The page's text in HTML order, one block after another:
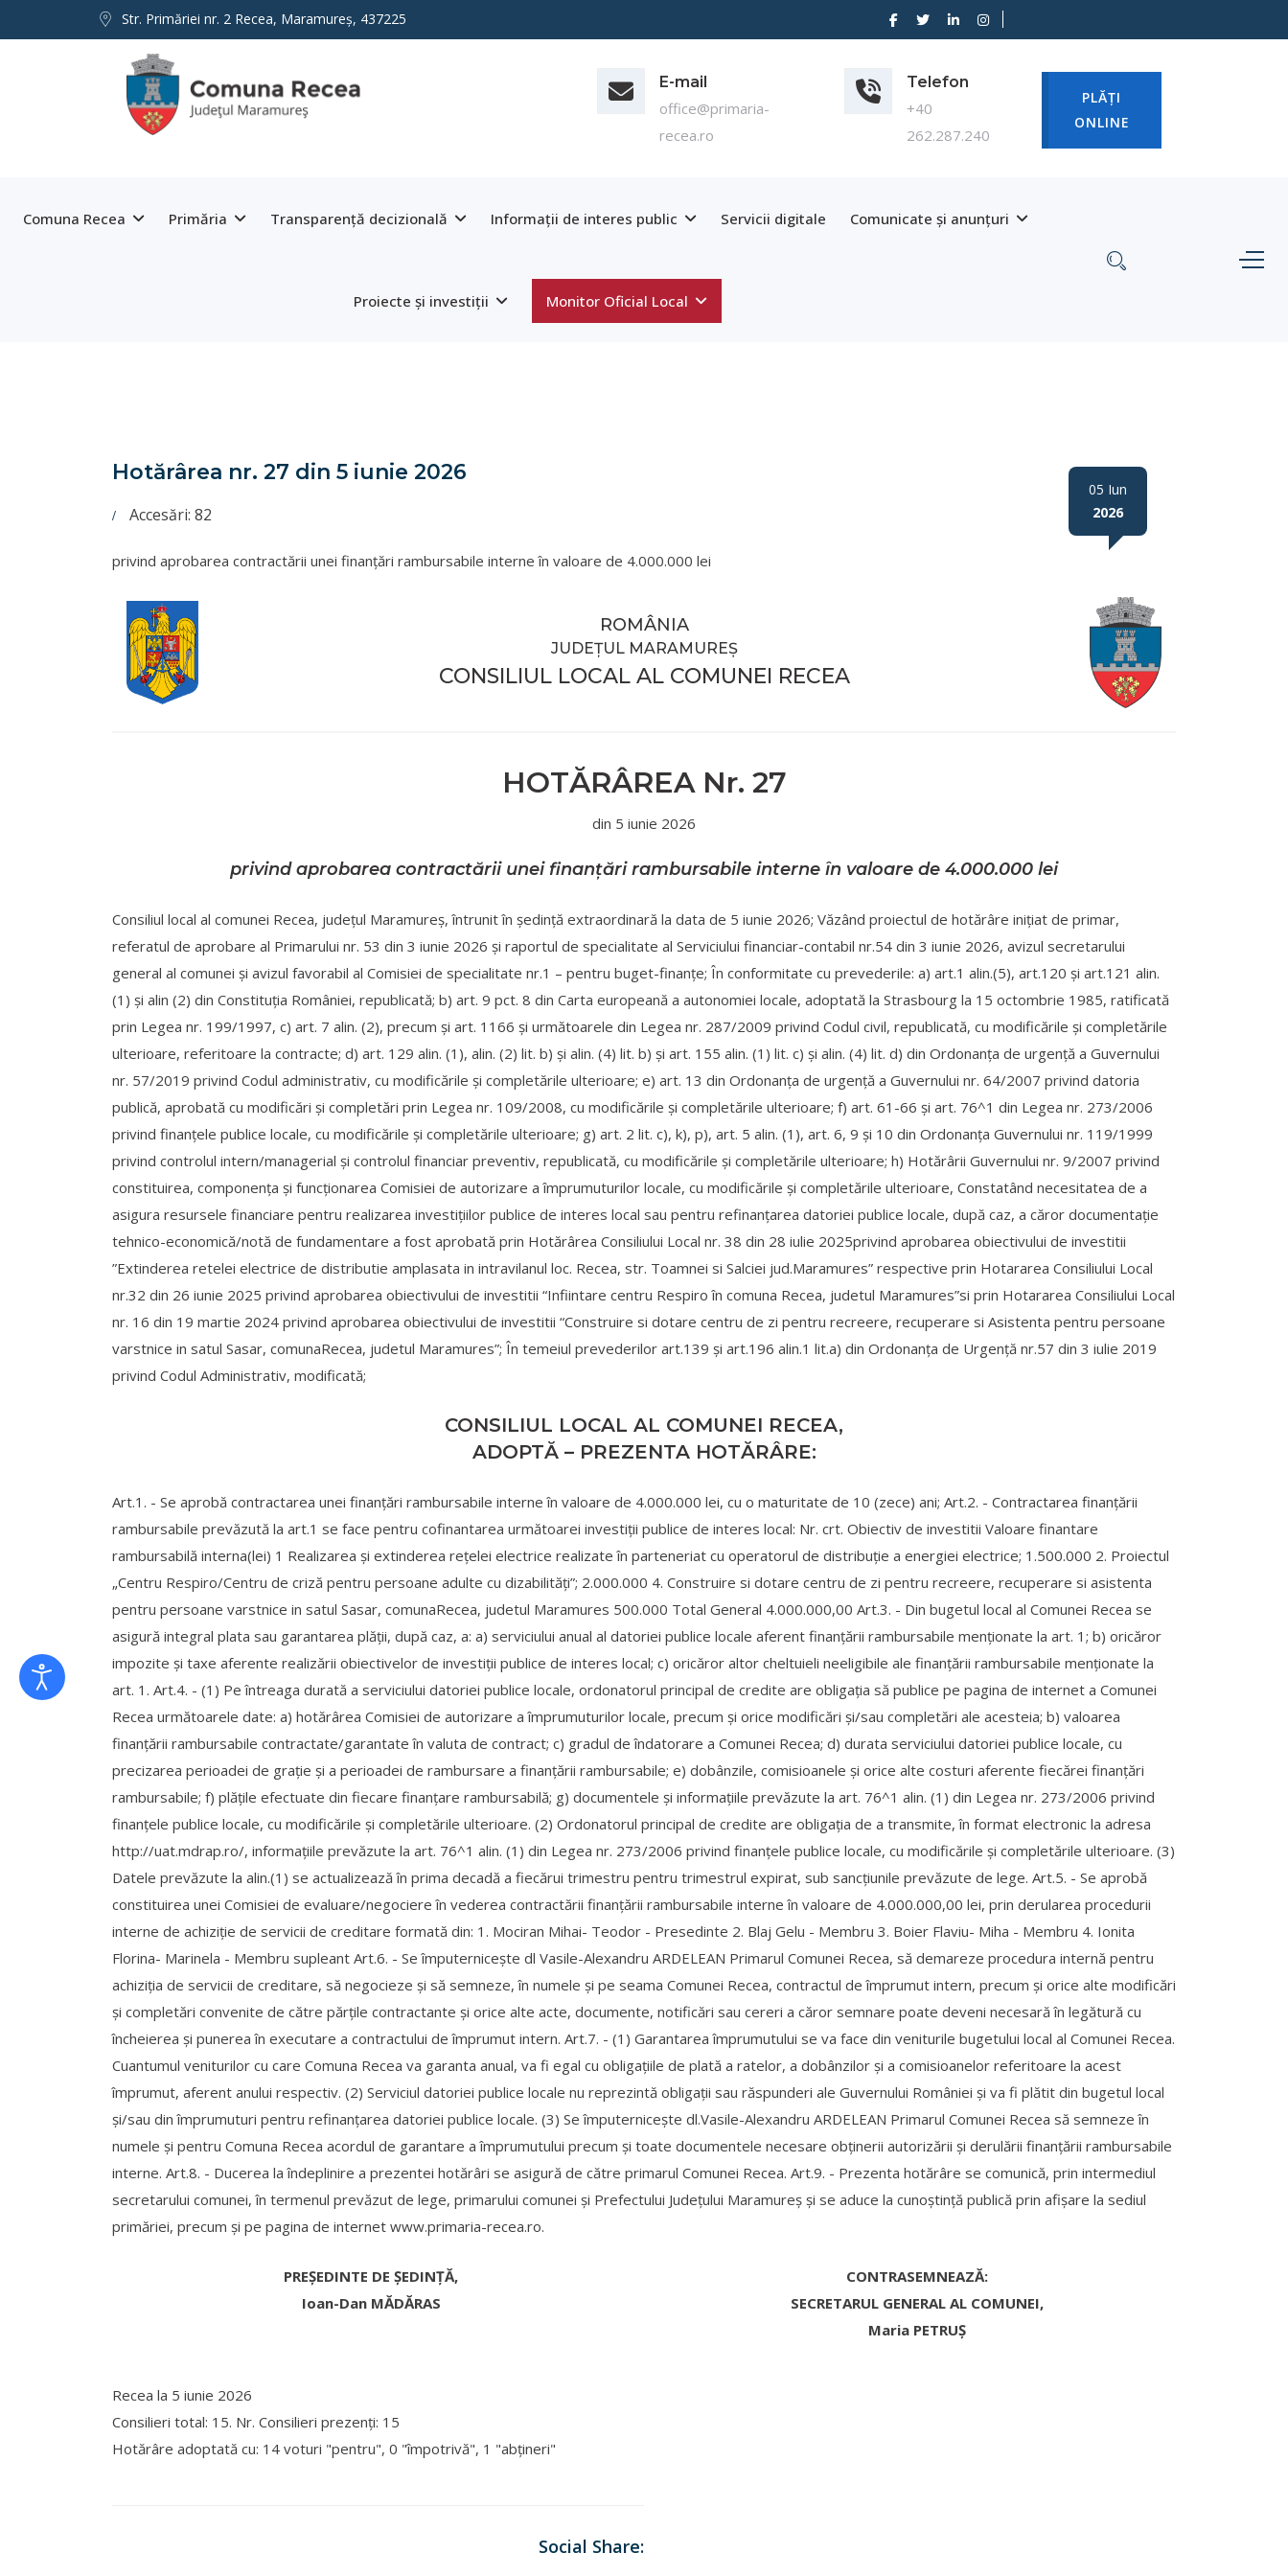
Str. Primăriei nr. 2 Recea, Maramureş, 437225
E-mail
office@primaria-
recea.ro
Telefon
+40
262.287.240
PLĂȚI
ONLINE
Comuna Recea Primăria Transparență decizională Informații de interes public Servicii digitale Comunicate și anunțuri
Proiecte și investiții Monitor Oficial Local
Hotărârea nr. 27 din 5 iunie 2026
05 Iun
2026
Accesări: 82
privind aprobarea contractării unei finanţări rambursabile interne în valoare de 4.000.000 lei
ROMÂNIA
JUDEȚUL MARAMUREȘ
CONSILIUL LOCAL AL COMUNEI RECEA
HOTĂRÂREA Nr. 27
din 5 iunie 2026
privind aprobarea contractării unei finanţări rambursabile interne în valoare de 4.000.000 lei
Consiliul local al comunei Recea, judeţul Maramureş, întrunit în şedinţă extraordinară la data de 5 iunie 2026; Văzând proiectul de hotărâre iniţiat de primar,
referatul de aprobare al Primarului nr. 53 din 3 iunie 2026 și raportul de specialitate al Serviciului financiar-contabil nr.54 din 3 iunie 2026, avizul secretarului
general al comunei şi avizul favorabil al Comisiei de specialitate nr.1 – pentru buget-finanțe; În conformitate cu prevederile: a) art.1 alin.(5), art.120 şi art.121 alin.
(1) şi alin (2) din Constituţia României, republicată; b) art. 9 pct. 8 din Carta europeană a autonomiei locale, adoptată la Strasbourg la 15 octombrie 1985, ratificată
prin Legea nr. 199/1997, c) art. 7 alin. (2), precum şi art. 1166 şi următoarele din Legea nr. 287/2009 privind Codul civil, republicată, cu modificările şi completările
ulterioare, referitoare la contracte; d) art. 129 alin. (1), alin. (2) lit. b) şi alin. (4) lit. b) şi art. 155 alin. (1) lit. c) şi alin. (4) lit. d) din Ordonanţa de urgenţă a Guvernului
nr. 57/2019 privind Codul administrativ, cu modificările şi completările ulterioare; e) art. 13 din Ordonanţa de urgenţă a Guvernului nr. 64/2007 privind datoria
publică, aprobată cu modificări şi completări prin Legea nr. 109/2008, cu modificările şi completările ulterioare; f) art. 61-66 şi art. 76^1 din Legea nr. 273/2006
privind finanţele publice locale, cu modificările şi completările ulterioare; g) art. 2 lit. c), k), p), art. 5 alin. (1), art. 6, 9 şi 10 din Ordonanţa Guvernului nr. 119/1999
privind controlul intern/managerial şi controlul financiar preventiv, republicată, cu modificările şi completările ulterioare; h) Hotărârii Guvernului nr. 9/2007 privind
constituirea, componenţa şi funcţionarea Comisiei de autorizare a împrumuturilor locale, cu modificările şi completările ulterioare, Constatând necesitatea de a
asigura resursele financiare pentru realizarea investiţiilor publice de interes local sau pentru refinanţarea datoriei publice locale, după caz, a căror documentaţie
tehnico-economică/notă de fundamentare a fost aprobată prin Hotărârea Consiliului Local nr. 38 din 28 iulie 2025privind aprobarea obiectivului de investitii
”Extinderea retelei electrice de distributie amplasata in intravilanul loc. Recea, str. Toamnei si Salciei jud.Maramures” respective prin Hotararea Consiliului Local
nr.32 din 26 iunie 2025 privind aprobarea obiectivului de investitii “Infiintare centru Respiro în comuna Recea, judetul Maramures”si prin Hotararea Consiliului Local
nr. 16 din 19 martie 2024 privind aprobarea obiectivului de investitii “Construire si dotare centru de zi pentru recreere, recuperare si Asistenta pentru persoane
varstnice in satul Sasar, comunaRecea, judetul Maramures”; În temeiul prevederilor art.139 și art.196 alin.1 lit.a) din Ordonanța de Urgență nr.57 din 3 iulie 2019
privind Codul Administrativ, modificată;
CONSILIUL LOCAL AL COMUNEI RECEA,
ADOPTĂ – PREZENTA HOTĂRÂRE:
Art.1. - Se aprobă contractarea unei finanţări rambursabile interne în valoare de 4.000.000 lei, cu o maturitate de 10 (zece) ani; Art.2. - Contractarea finanţării
rambursabile prevăzută la art.1 se face pentru cofinantarea următoarei investiţii publice de interes local: Nr. crt. Obiectiv de investitii Valoare finantare
rambursabilă interna(lei) 1 Realizarea și extinderea rețelei electrice realizate în parteneriat cu operatorul de distribuție a energiei electrice; 1.500.000 2. Proiectul
„Centru Respiro/Centru de criză pentru persoane adulte cu dizabilități”; 2.000.000 4. Construire si dotare centru de zi pentru recreere, recuperare si asistenta
pentru persoane varstnice in satul Sasar, comunaRecea, judetul Maramures 500.000 Total General 4.000.000,00 Art.3. - Din bugetul local al Comunei Recea se
asigură integral plata sau garantarea plăţii, după caz, a: a) serviciului anual al datoriei publice locale aferent finanţării rambursabile menţionate la art. 1; b) oricăror
impozite şi taxe aferente realizării obiectivelor de investiţii publice de interes local; c) oricăror altor cheltuieli neeligibile ale finanţării rambursabile menţionate la
art. 1. Art.4. - (1) Pe întreaga durată a serviciului datoriei publice locale, ordonatorul principal de credite are obligaţia să publice pe pagina de internet a Comunei
Recea următoarele date: a) hotărârea Comisiei de autorizare a împrumuturilor locale, precum şi orice modificări şi/sau completări ale acesteia; b) valoarea
finanţării rambursabile contractate/garantate în valuta de contract; c) gradul de îndatorare a Comunei Recea; d) durata serviciului datoriei publice locale, cu
precizarea perioadei de graţie şi a perioadei de rambursare a finanţării rambursabile; e) dobânzile, comisioanele şi orice alte costuri aferente fiecărei finanţări
rambursabile; f) plăţile efectuate din fiecare finanţare rambursabilă; g) documentele şi informaţiile prevăzute la art. 76^1 alin. (1) din Legea nr. 273/2006 privind
finanţele publice locale, cu modificările şi completările ulterioare. (2) Ordonatorul principal de credite are obligaţia de a transmite, în format electronic la adresa
http://uat.mdrap.ro/, informaţiile prevăzute la art. 76^1 alin. (1) din Legea nr. 273/2006 privind finanţele publice locale, cu modificările şi completările ulterioare. (3)
Datele prevăzute la alin.(1) se actualizează în prima decadă a fiecărui trimestru pentru trimestrul expirat, sub sancţiunile prevăzute de lege. Art.5. - Se aprobă
constituirea unei Comisiei de evaluare/negociere în vederea contractării finanțării rambursabile interne în valoare de 4.000.000,00 lei, prin derularea procedurii
interne de achiziție de servicii de creditare formată din: 1. Mociran Mihai- Teodor - Presedinte 2. Blaj Gelu - Membru 3. Boier Flaviu- Miha - Membru 4. Ionita
Florina- Marinela - Membru supleant Art.6. - Se împuternicește dl Vasile-Alexandru ARDELEAN Primarul Comunei Recea, să demareze procedura internă pentru
achiziția de servicii de creditare, să negocieze și să semneze, în numele și pe seama Comunei Recea, contractul de împrumut intern, precum și orice alte modificări
și completări convenite de către părțile contractante și orice alte acte, documente, notificări sau cereri a căror semnare poate deveni necesară în legătură cu
încheierea și punerea în executare a contractului de împrumut intern. Art.7. - (1) Garantarea împrumutului se va face din veniturile bugetului local al Comunei Recea.
Cuantumul veniturilor cu care Comuna Recea va garanta anual, va fi egal cu obligațiile de plată a ratelor, a dobânzilor și a comisioanelor referitoare la acest
împrumut, aferent anului respectiv. (2) Serviciul datoriei publice locale nu reprezintă obligații sau răspunderi ale Guvernului României și va fi plătit din bugetul local
și/sau din împrumuturi pentru refinanțarea datoriei publice locale. (3) Se împuternicește dl.Vasile-Alexandru ARDELEAN Primarul Comunei Recea să semneze în
numele și pentru Comuna Recea acordul de garantare a împrumutului precum și toate documentele necesare obținerii autorizării și derulării finanțării rambursabile
interne. Art.8. - Ducerea la îndeplinire a prezentei hotărâri se asigură de către primarul Comunei Recea. Art.9. - Prezenta hotărâre se comunică, prin intermediul
secretarului comunei, în termenul prevăzut de lege, primarului comunei şi Prefectului Judeţului Maramureş şi se aduce la cunoştinţă publică prin afişare la sediul
primăriei, precum şi pe pagina de internet www.primaria-recea.ro.
PREȘEDINTE DE ȘEDINȚĂ,
Ioan-Dan MĂDĂRAS
CONTRASEMNEAZĂ:
SECRETARUL GENERAL AL COMUNEI,
Maria PETRUŞ
Recea la 5 iunie 2026
Consilieri total: 15. Nr. Consilieri prezenți: 15
Hotărâre adoptată cu: 14 voturi "pentru", 0 "împotrivă", 1 "abţineri"